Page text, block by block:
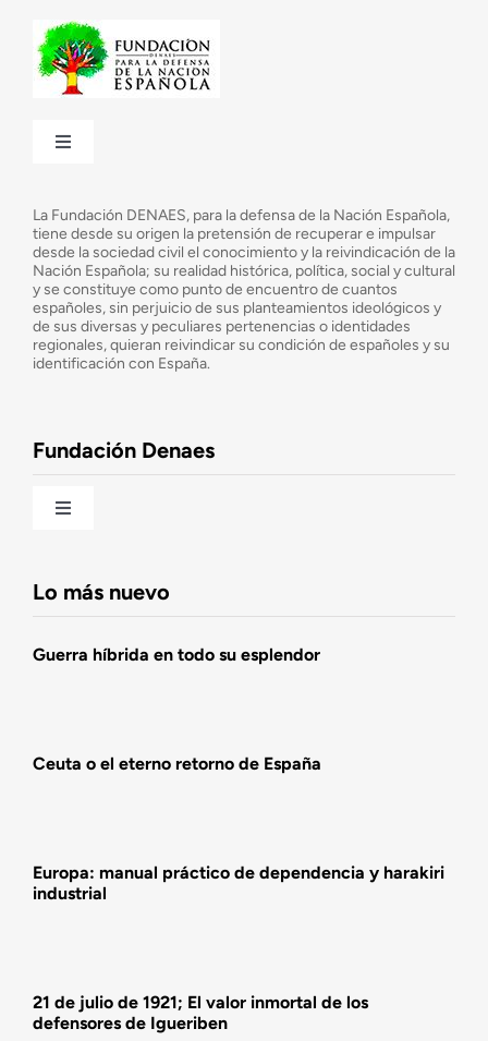
Toggle
¿Cuáles son nuestros objetivos?
Consejo Asesor
La Fundación DENAES, para la defensa de la Nación Española,
tiene desde su origen la pretensión de recuperar e impulsar
desde la sociedad civil el conocimiento y la reivindicación de la
Nación Española; su realidad histórica, política, social y cultural
y se constituye como punto de encuentro de cuantos
españoles, sin perjuicio de sus planteamientos ideológicos y
de sus diversas y peculiares pertenencias o identidades
regionales, quieran reivindicar su condición de españoles y su
identificación con España.
Fundación Denaes
Toggle
Lo más nuevo
Guerra híbrida en todo su esplendor
Ceuta o el eterno retorno de España
Europa: manual práctico de dependencia y harakiri
industrial
21 de julio de 1921; El valor inmortal de los
defensores de Igueriben